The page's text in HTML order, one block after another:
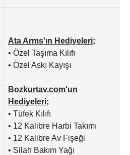
Ata Arms'ın Hediyeleri;
• Özel Taşıma Kılıfı
• Özel Askı Kayışı
Bozkurtav.com'un
Hediyeleri;
• Tüfek Kılıfı
• 12 Kalibre Harbi Takımı
• 12 Kalibre Av Fişeği
• Silah Bakım Yağı